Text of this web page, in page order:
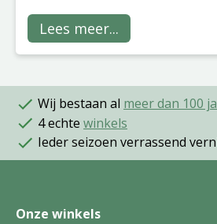
Lees meer...
Wij bestaan al meer dan 100
4 echte winkels
Ieder seizoen verrassend
Onze winkels